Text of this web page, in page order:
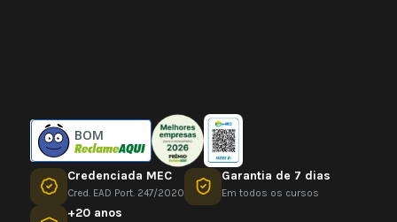
BOM
Credenciada MEC
Cred. EAD Port. 247/2020
Garantia de 7 dias
Em todos os cursos
+20 anos